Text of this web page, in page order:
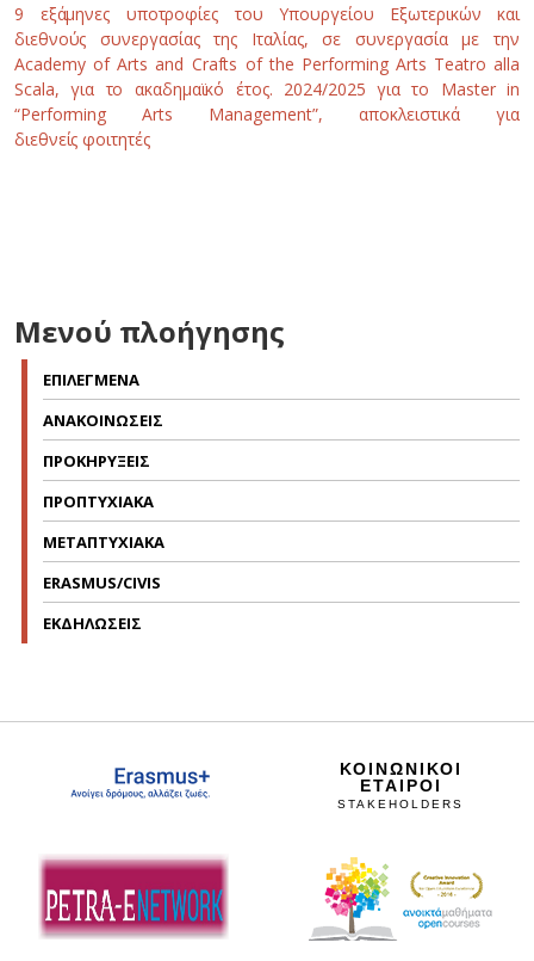
9 εξάμηνες υποτροφίες του Υπουργείου Εξωτερικών και
διεθνούς συνεργασίας της Ιταλίας, σε συνεργασία με την
Academy of Arts and Crafts of the Performing Arts Teatro alla
Scala, για το ακαδημαϊκό έτος. 2024/2025 για το Master in
“Performing Arts Management”, αποκλειστικά για
διεθνείς φοιτητές
Μενού πλοήγησης
ΕΠΙΛΕΓΜΕΝΑ
ΑΝΑΚΟΙΝΩΣΕΙΣ
ΠΡΟΚΗΡΥΞΕΙΣ
ΠΡΟΠΤΥΧΙΑΚΑ
ΜΕΤΑΠΤΥΧΙΑΚΑ
ERASMUS/CIVIS
ΕΚΔΗΛΩΣΕΙΣ
ΚΟΙΝΩΝΙΚΟΙ
ΕΤΑΙΡΟΙ
STAKEHOLDERS